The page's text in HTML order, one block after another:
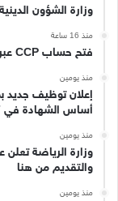
وزارة الشؤون الدينية
منذ 16 ساعة
فتح حساب CCP عبر الإنترنت.. إليك الخطوات والوثائق المطلوبة
منذ يومين
إعلان توظيف جديد
أساس الشهادة في 7 ولايات
منذ يومين
والتقديم من هنا
منذ يومين